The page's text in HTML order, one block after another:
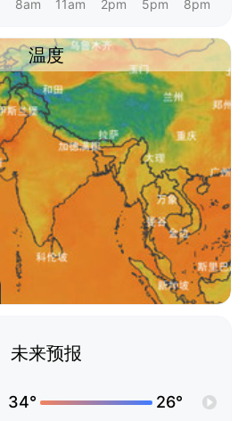
8am 11am 2pm 5pm 8pm
温度
未来预报
34° 26°